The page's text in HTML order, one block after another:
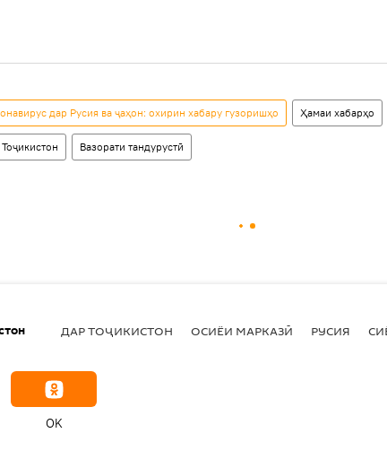
дар Русия ва ҷаҳон: охирин хабару гузоришҳо Ҳамаи хабарҳо
Вазорати тандурустӣ
ДАР ТОҶИКИСТОН ОСИЁИ МАРКАЗӢ РУСИЯ
OK